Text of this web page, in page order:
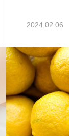
2024.02.06